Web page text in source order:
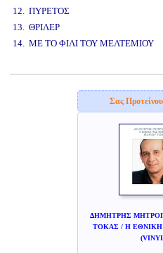
12. ΠΥΡΕΤΟΣ
13. ΘΡΙΛΕΡ
14. ΜΕ ΤΟ ΦΙΛΙ ΤΟΥ ΜΕΛΤΕΜΙΟΥ
Σας
ΔΗΜΗΤΡΗΣ
ΤΟΚΑΣ / Η